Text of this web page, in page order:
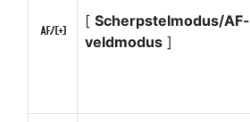
z
[ Scherpstelmodus/AF-
veldmodus ]